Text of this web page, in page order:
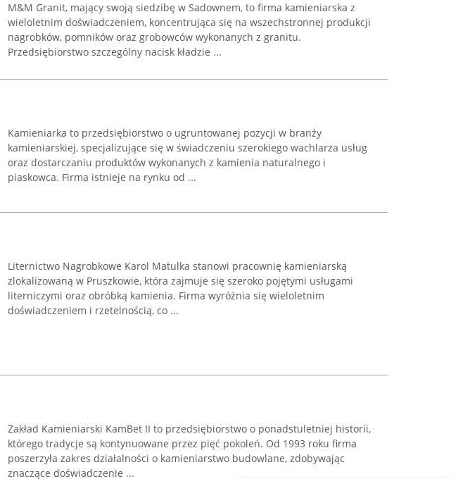
M&M Granit, mający swoją siedzibę w Sadownem, to firma kamieniarska z
wieloletnim doświadczeniem, koncentrująca się na wszechstronnej produkcji
nagrobków, pomników oraz grobowców wykonanych z granitu.
Przedsiębiorstwo szczególny nacisk kładzie ...
Kamieniarka to przedsiębiorstwo o ugruntowanej pozycji w branży
kamieniarskiej, specjalizujące się w świadczeniu szerokiego wachlarza usług
oraz dostarczaniu produktów wykonanych z kamienia naturalnego i
piaskowca. Firma istnieje na rynku od ...
Liternictwo Nagrobkowe Karol Matulka stanowi pracownię kamieniarską
zlokalizowaną w Pruszkowie, która zajmuje się szeroko pojętymi usługami
literniczymi oraz obróbką kamienia. Firma wyróżnia się wieloletnim
doświadczeniem i rzetelnością, co ...
Zakład Kamieniarski KamBet II to przedsiębiorstwo o ponadstuletniej historii,
którego tradycje są kontynuowane przez pięć pokoleń. Od 1993 roku firma
poszerzyła zakres działalności o kamieniarstwo budowlane, zdobywając
znaczące doświadczenie ...